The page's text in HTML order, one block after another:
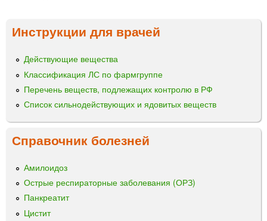
Инструкции для врачей
Действующие вещества
Классификация ЛС по фармгруппе
Перечень веществ, подлежащих контролю в РФ
Список сильнодействующих и ядовитых веществ
Справочник болезней
Амилоидоз
Острые респираторные заболевания (ОРЗ)
Панкреатит
Цистит